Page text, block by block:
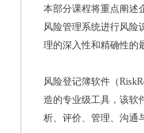
本部分课程将重点阐述
风险管理系统进行风险
理的深入性和精确性的
风险登记簿软件（
造的专业级工具，该软
析、评价、管理、沟通